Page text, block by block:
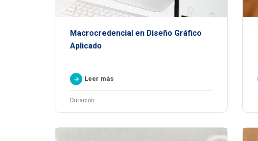
Macrocredencial en Diseño Gráfico
Aplicado
Leer más
Duración: